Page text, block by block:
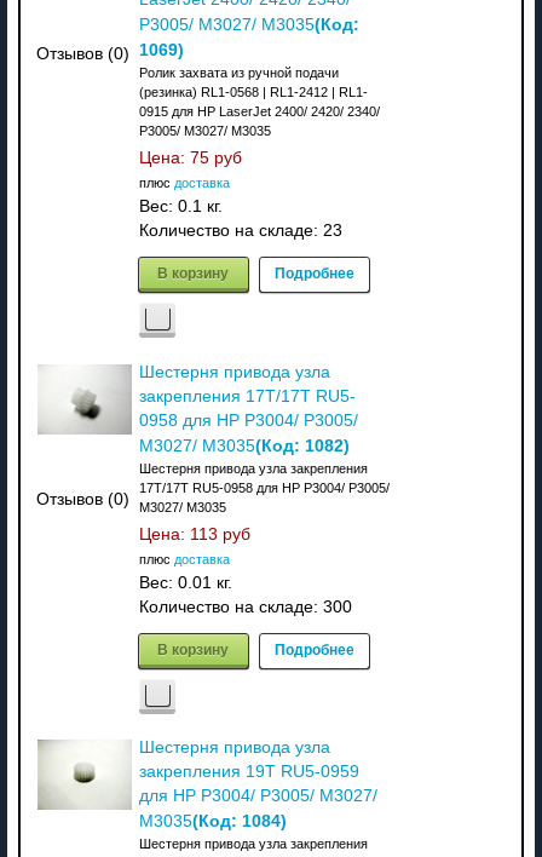
Отзывов (0)
P3005/ M3027/ M3035(Код:
1069)
Ролик захвата из ручной подачи
(резинка) RL1-0568 | RL1-2412 | RL1-
0915 для HP LaserJet 2400/ 2420/ 2340/
P3005/ M3027/ M3035
Цена: 75 руб
плюс доставка
Вес: 0.1 кг.
Количество на складе: 23
В корзину Подробнее
Отзывов (0)
Шестерня привода узла
закрепления 17T/17T RU5-
0958 для HP P3004/ P3005/
M3027/ M3035(Код: 1082)
Шестерня привода узла закрепления
17T/17T RU5-0958 для HP P3004/ P3005/
M3027/ M3035
Цена: 113 руб
плюс доставка
Вес: 0.01 кг.
Количество на складе: 300
В корзину Подробнее
Шестерня привода узла
закрепления 19T RU5-0959
для HP P3004/ P3005/ M3027/
M3035(Код: 1084)
Шестерня привода узла закрепления